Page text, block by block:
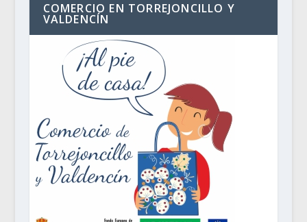
COMERCIO EN TORREJONCILLO Y
VALDENCÍN